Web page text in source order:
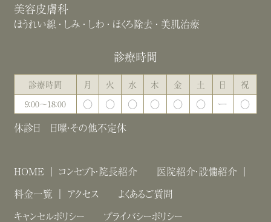
美容皮膚科
ほうれい線 しみ しわ ほくろ除去 美肌治療
診療時間
診療時間 月 火 水 木 金 土 日
祝
9：00～18：00
〇 〇 〇 〇 〇 〇 ー 〇
休診日 日曜・その他不定休
HOME コンセプト・院長紹介
医院紹介・設備紹介
料金一覧
アクセス
よくあるご質問
キャンセルポリシー
プライバシーポリシー